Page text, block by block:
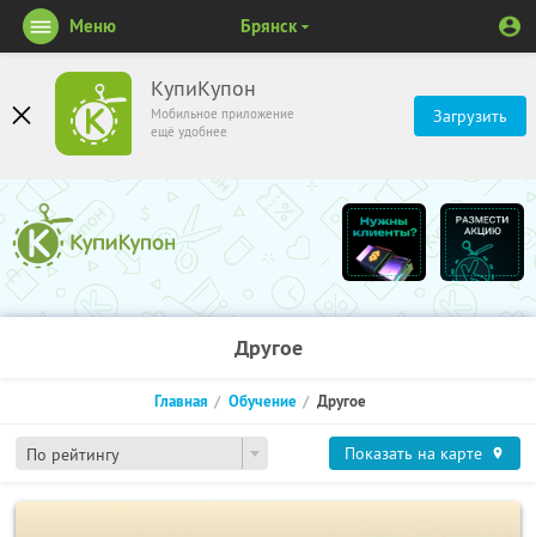
КупиКупон
Мобильное приложение
ещё удобнее
Загрузить
Меню Брянск
Другое
По рейтингу
Главная Обучение Другое
Показать на карте